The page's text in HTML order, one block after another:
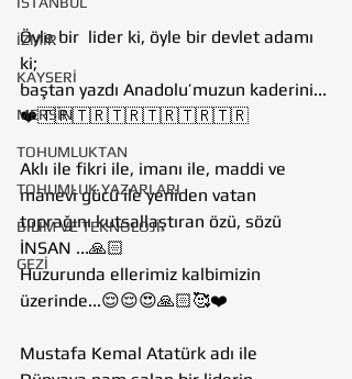
İZMİR
KAYSERİ
MERSİN
TOHUMLUKTAN
TOHUMLUK YAZARLARI
BİLİM VE TEKNOLOJİ
GEZİ
Öyle bir  lider ki, öyle bir devlet adamı
ki;
baştan yazdı Anadolu’muzun kaderini...
❤️🇹🇷🇹🇷🇹🇷🇹🇷🇹🇷🇹🇷
Aklı ile fikri ile, imanı ile, maddi ve
manevi gücü ile yeniden vatan
toprağını kutsallaştıran özü, sözü
İNSAN ...🙏🏻
Huzurunda ellerimiz kalbimizin
üzerinde...😌😌😍🙏🏻🥰❤️
Mustafa Kemal Atatürk adı ile